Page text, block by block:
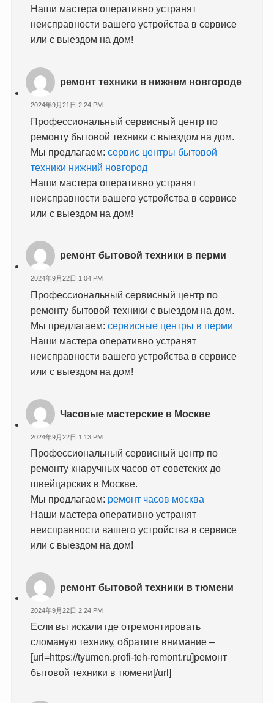
Наши мастера оперативно устранят
неисправности вашего устройства в сервисе
или с выездом на дом!
ремонт техники в нижнем новгороде
2024年9月21日 2:24 PM
Профессиональный сервисный центр по
ремонту бытовой техники с выездом на дом.
Мы предлагаем:сервис центры бытовой
техники нижний новгород
Наши мастера оперативно устранят
неисправности вашего устройства в сервисе
или с выездом на дом!
ремонт бытовой техники в перми
2024年9月22日 1:04 PM
Профессиональный сервисный центр по
ремонту бытовой техники с выездом на дом.
Мы предлагаем:сервисные центры в перми
Наши мастера оперативно устранят
неисправности вашего устройства в сервисе
или с выездом на дом!
Часовые мастерские в Москве
2024年9月22日 1:13 PM
Профессиональный сервисный центр по
ремонту кнаручных часов от советских до
швейцарских в Москве.
Мы предлагаем: ремонт часов москва
Наши мастера оперативно устранят
неисправности вашего устройства в сервисе
или с выездом на дом!
ремонт бытовой техники в тюмени
2024年9月22日 2:24 PM
Если вы искали где отремонтировать
сломаную технику, обратите внимание –
[url=https://tyumen.profi-teh-remont.ru]ремонт
бытовой техники в тюмени[/url]